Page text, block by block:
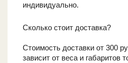
индивидуально.
Сколько стоит доставка?
Стоимость доставки от 300
зависит от веса и габаритов